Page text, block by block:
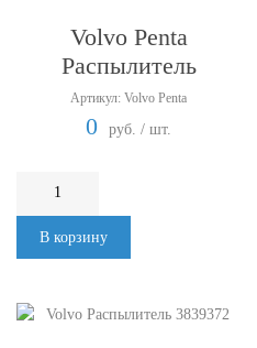
Volvo Penta
Распылитель
Артикул: Volvo Penta
0 руб. / шт.
В корзину